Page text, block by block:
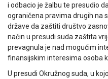
i odbacio je žalbu te presudio
ograničena pravima drugih na
države da zaštiti društvo
način u presudi suda zaštita
prevagnula je nad mogućim
finansijskim interesima osoba
U presudi Okružnog suda, u